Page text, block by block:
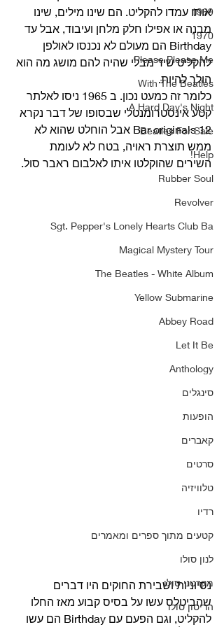
1969
1970
Please Please Me
With The Beatles
A Hard Day's Night
Beatles For Sale
Help!
Rubber Soul
Revolver
Sgt. Pepper's Lonely Hearts Club Ba
Magical Mystery Tour
The Beatles - White Album
Yellow Submarine
Abbey Road
Let It Be
Anthology
סינגלים
הופעות
קאברים
סרטים
טלוויזיה
רדיו
קטעים מתוך ספרים ומאמרים
לנון סולו
מקרטני סולו
הריסון סולו
אותו עמדו להקליט. הם שינו מילים, שינו
מבנה או אפילו חלק מלחן ועיבוד, אבל עד
Birthday הם מעולם לא נכנסו לאולפן
להקליט שיר מבלי שהיה להם מושג מה הוא
הולך להיות.
כלומר זה כמעט נכון. ב 1965 ניסו לאלתר
קטע אינסטרומנטלי שבסופו של דבר נקרא
12 Bar originals אבל הוחלט שהוא לא
ממש תוצרת ראויה, בטח לא לעומת
השירים שהוקלטו איתו לאלבום ראבר סול.
נסיוניות ושבירת החוקים היו דברים
שהביטלס עשו על בסיס קבוע מאז החלו
להקליט, וגם הפעם עם Birthday הם עשו